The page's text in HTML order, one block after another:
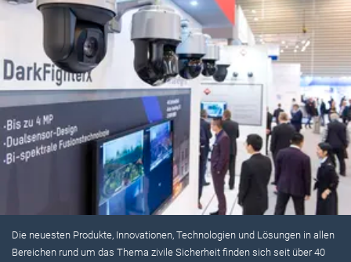
Die neuesten Produkte, Innovationen, Technologien und Lösungen in allen
Bereichen rund um das Thema zivile Sicherheit finden sich seit über 40